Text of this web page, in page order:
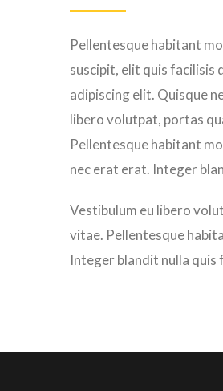
Pellentesque habitant
suscipit, elit quis facilisis
adipiscing elit. Quisque
libero volutpat, portas
Pellentesque habitant
nec erat erat. Integer
Vestibulum eu libero
vitae. Pellentesque
Integer blandit nulla